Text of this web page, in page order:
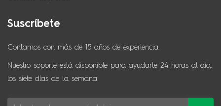
Suscríbete
Contamos con más de 15 años de experiencia.
Nuestro soporte está disponible para ayudarte 24 horas al día,
los siete días de la semana.